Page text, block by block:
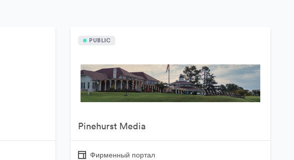
PUBLIC
Pinehurst Media
Фирменный портал